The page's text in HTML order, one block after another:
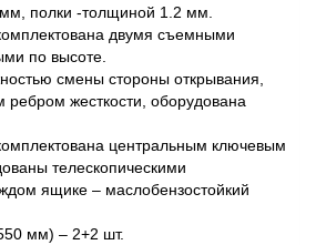
полки -толщиной 1.2 мм.
двумя съемными
по высоте.
смены стороны открывания,
ребром жесткости, оборудована
центральным ключевым
телескопическими
ящике – маслобензостойкий
мм) – 2+2 шт.